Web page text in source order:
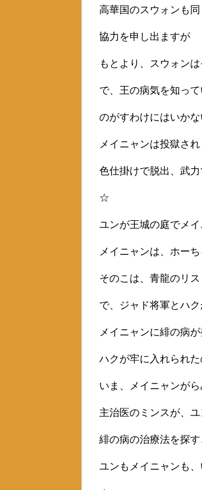
高華国のスウォンも
協力を申し出ますが
もとより、スウォンは
で、王の病気を知っ
のがすわけにはいか
メイニャンは投獄さ
色仕掛けで脱出、武
☆
ユンが王城の庭でメイ
メイニャンは、ホー
そのこは、青龍のリ
で、ジャド将軍とハ
メイニャンに緋の病が
ハクが牢に入れられ
いま、メイニャンが
主治医のミンスが、
緋の病の治療法を探
ユンもメイニャンも、